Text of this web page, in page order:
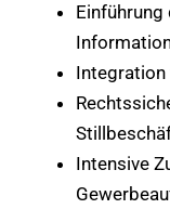
Integration
Intensive